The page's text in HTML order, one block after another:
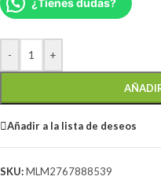
¿Tienes dudas?
- +
Añadir a la lista de deseos
SKU:MLM2767888539